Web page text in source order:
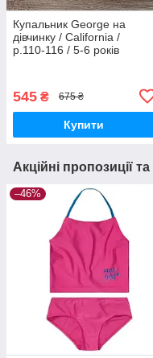
Купальник George на
дівчинку / California /
р.110-116 / 5-6 років
545 ₴ 675 ₴
Купити
Акційні пропозиції
–46%